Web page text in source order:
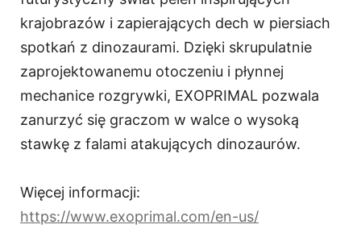
krajobrazów i zapierających dech w piersiach
spotkań z dinozaurami. Dzięki skrupulatnie
zaprojektowanemu otoczeniu i płynnej
mechanice rozgrywki, EXOPRIMAL pozwala
zanurzyć się graczom w walce o wysoką
stawkę z falami atakujących dinozaurów.
Więcej informacji:
https://www.exoprimal.com/en-us/